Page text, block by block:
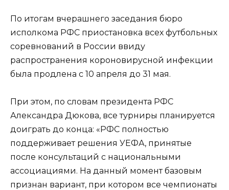
По итогам вчерашнего заседания бюро
исполкома РФС приостановка всех футбольных
соревнований в России ввиду
распространения короновирусной инфекции
была продлена с 10 апреля до 31 мая.
При этом, по словам президента РФС
Александра Дюкова, все турниры планируется
доиграть до конца: «РФС полностью
поддерживает решения УЕФА, принятые
после консультаций с национальными
ассоциациями. На данный момент базовым
признан вариант, при котором все чемпионаты